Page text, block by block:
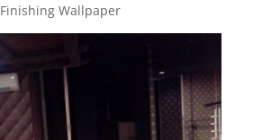
Finishing Wallpaper